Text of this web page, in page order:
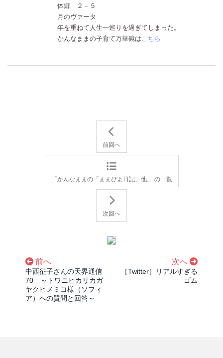
体癖 ２－５
月のヴァータ
年を重ねて人生一巡りを過ぎてしまった。
かんなままの子育て万華鏡は こちら
前回へ
「かんなままの「ままぴよ日記」他」 の一覧
次回へ
前へ
中西征子さんの天界通信
70 ～トワニヒカリカガ
ヤクヒメミコ様（ソフィ
ア）への質問と回答～
次へ
［Twitter］リアルすぎる
ゴム